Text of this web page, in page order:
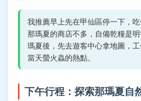
我推薦早上先在甲仙區停一下，吃
那瑪夏的商店不多，自備乾糧是
瑪夏後，先去遊客中心拿地圖，
當天螢火蟲的熱點。
下午行程：探索那瑪夏自